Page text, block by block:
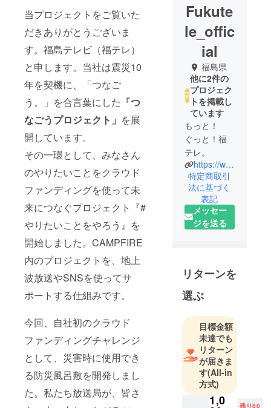
当プロジェクトをご覧いた
だきありがとうございま
す。福島テレビ（福テレ）
と申します。当社は震災10
年を契機に、「つなご
う。」を合言葉にした 「つ
なごうプロジェクト」 を展
開しています。
その一環として、みなさん
のやりたいことをクラウド
ファンディングを使って未
来につなぐプロジェクト『#
やりたいことをやろう』を
開始しました。CAMPFIRE
内のプロジェクトを、地上
波放送やSNSを使ってサ
ポートする仕組みです。
今回、自社初のクラウド
ファンディングチャレンジ
として、災害時に使用でき
る防災風呂敷を開発しまし
た。私たち放送局が、皆さ
Fukute
le_offic
ial
福島県
他に2件の
プロジェク
トを掲載し
ています
もっと！
ぐっと！福
テレ。
https://www.fukushima-tv.co.jp/
特定商取引
法に基づく
表記
メッセー
ジを送る
リターンを
選ぶ
目標金額
未達でも
リターン
が届きま
す(All-in
方式)
1,0 残り80